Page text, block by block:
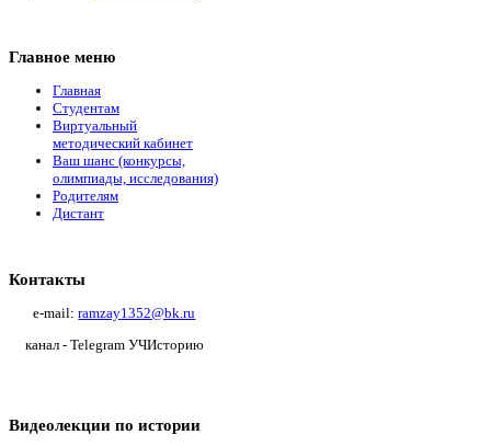
Главное меню
Главная
Студентам
Виртуальный
методический кабинет
Ваш шанс (конкурсы,
олимпиады, исследования)
Родителям
Дистант
Контакты
e-mail:ramzay1352@bk.ru
канал - Telegram УЧИсторию
Видеолекции по истории